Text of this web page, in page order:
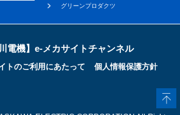
グリーンプロダクツ
電機】e-メカサイトチャンネル
トのご利用にあたって
個人情報保護方針